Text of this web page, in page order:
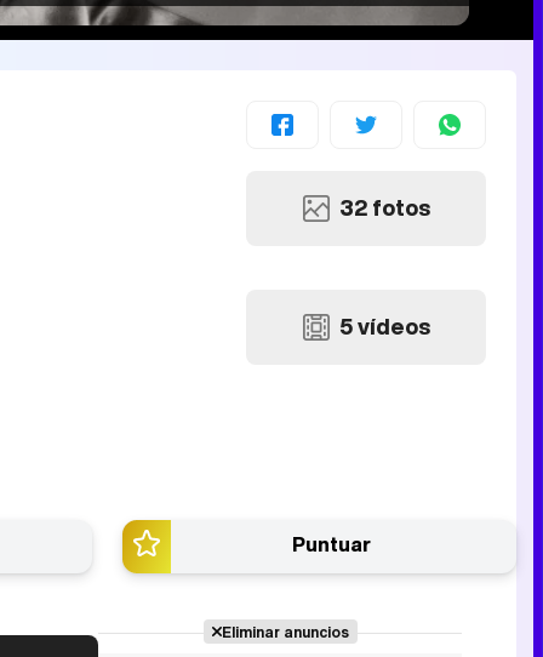
32 fotos
5 vídeos
Puntuar
Eliminar anuncios